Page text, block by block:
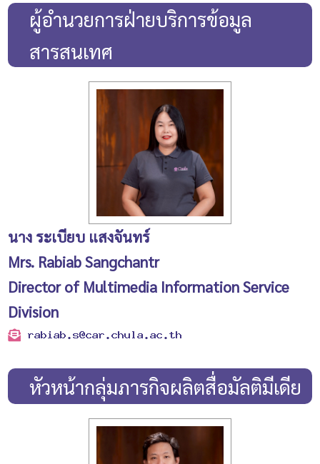
ผู้อำนวยการฝ่ายบริการข้อมูล
สารสนเทศ
นาง ระเบียบ แสงจันทร์
Mrs. Rabiab Sangchantr
Director of Multimedia Information Service
Division
หัวหน้ากลุ่มภารกิจผลิตสื่อมัลติมีเดีย